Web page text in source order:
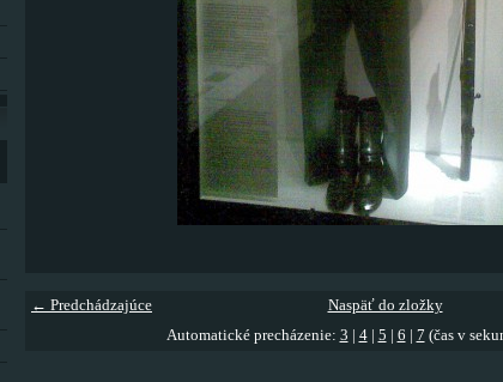
← Predchádzajúce
Naspäť do zložky
Automatické precházenie: 3 4| 5 6 7 (čas v